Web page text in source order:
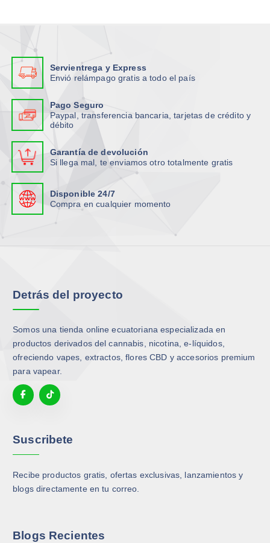
Servientrega y Express
Envió relámpago gratis a todo el país
Pago Seguro
Paypal, transferencia bancaria, tarjetas de crédito y
débito
Garantía de devolución
Si llega mal, te enviamos otro totalmente gratis
Disponible 24/7
Compra en cualquier momento
Detrás del proyecto
Somos una tienda online ecuatoriana especializada en
productos derivados del cannabis, nicotina, e-líquidos,
ofreciendo vapes, extractos, flores CBD y accesorios premium
para vapear.
Suscribete
Recibe productos gratis, ofertas exclusivas, lanzamientos y
blogs directamente en tu correo.
Blogs Recientes